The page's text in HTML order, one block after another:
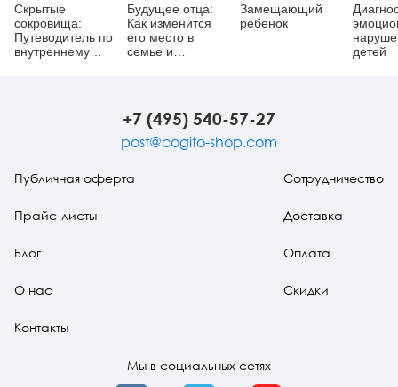
Скрытые
сокровища:
Путеводитель по
внутреннему
Будущее отца:
Как изменится
его место в
семье и
Замещающий
ребенок
детей
+7 (495) 540-57-27
post@cogito-shop.com
Публичная оферта
Прайс-листы
Блог
О нас
Контакты
Сотрудничество
Доставка
Оплата
Скидки
Мы в социальных сетях